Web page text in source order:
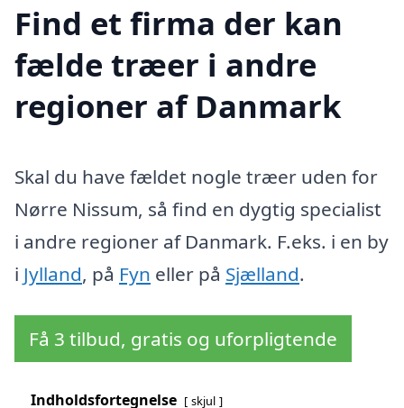
Find et firma der kan
fælde træer i andre
regioner af Danmark
Skal du have fældet nogle træer uden for
Nørre Nissum, så find en dygtig specialist
i andre regioner af Danmark. F.eks. i en by
i Jylland, på Fyn eller på Sjælland.
Få 3 tilbud, gratis og uforpligtende
Indholdsfortegnelse skjul